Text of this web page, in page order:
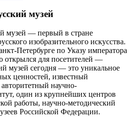
музей
музей — первый в стране
изобразительного искусства.
Петербурге по Указу императора
открылся для посетителей —
музей сегодня — это уникальное
ценностей, известный
научно-
один из крупнейших центров
работы, научно-методический
Российской Федерации.